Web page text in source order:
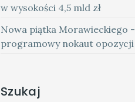
w wysokości 4,5 mld zł
Nowa piątka Morawieckiego -
programowy nokaut opozycji
Szukaj